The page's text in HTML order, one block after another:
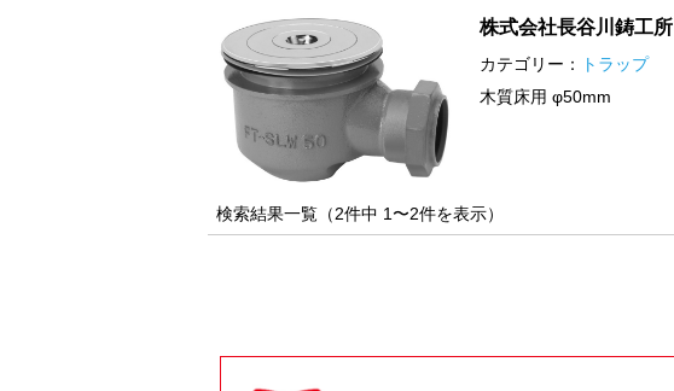
株式会社長谷川鋳工所
カテゴリー：
トラップ
木質床用 φ50mm
検索結果一覧（2件中 1〜2件を表示）